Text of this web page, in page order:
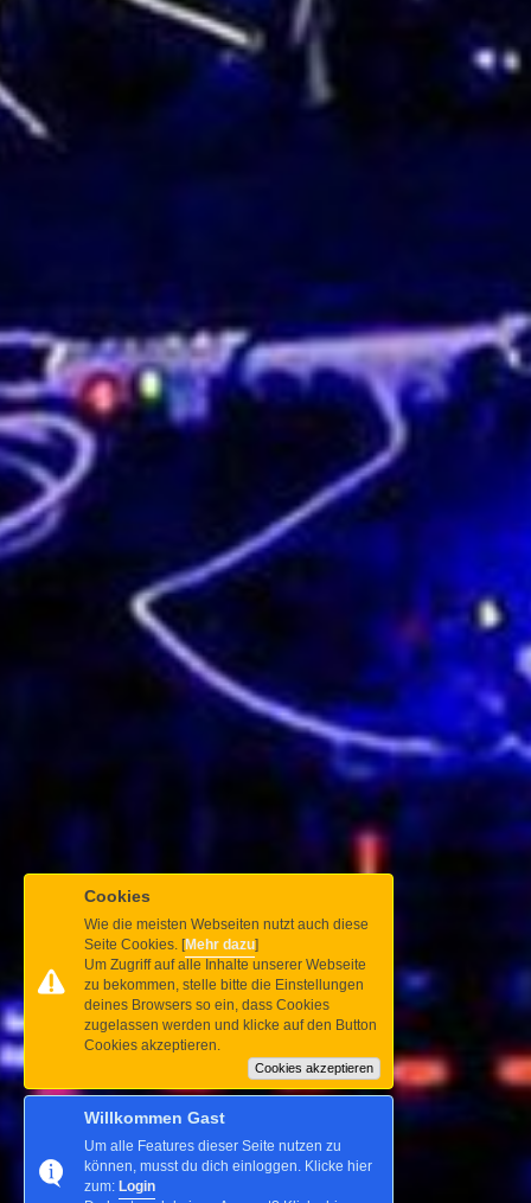
Cookies akzeptieren
Cookies
Wie die meisten Webseiten nutzt auch diese
Seite Cookies. [Mehr dazu]
Um Zugriff auf alle Inhalte unserer Webseite
zu bekommen, stelle bitte die Einstellungen
deines Browsers so ein, dass Cookies
zugelassen werden und klicke auf den Button
Cookies akzeptieren.
Willkommen Gast
Um alle Features dieser Seite nutzen zu
können, musst du dich einloggen. Klicke hier
zum: Login